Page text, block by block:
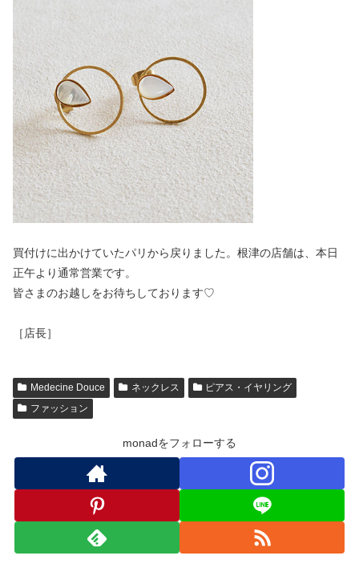
買付けに出かけていたパリから戻りました。根津の店舗は、本日
正午より通常営業です。
皆さまのお越しをお待ちしております♡
［店長］
Medecine Douce ネックレス
ピアス・イヤリング
ファッション
monadをフォローする